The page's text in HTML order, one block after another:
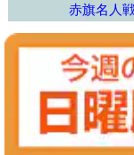
赤旗名人